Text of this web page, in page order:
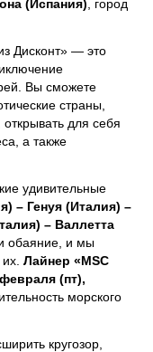
(Испания) , город
Дисконт» — это
Вы сможете
страны,
для себя
а также
удивительные
– Генуя (Италия) –
– Валлетта
обаяние, и мы
Лайнер «MSC
(пт),
морского
кругозор,